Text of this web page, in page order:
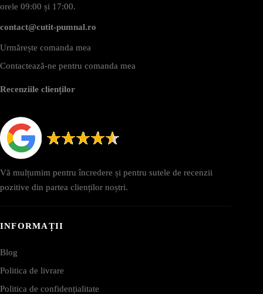
orele 09:00 și 17:00.
contact@cutit-pumnal.ro
Urmărește comanda mea
Contactează-ne pentru comanda mea
Recenziile clienților
Vă mulțumim pentru încredere și pentru sutele de recenzii
pozitive din partea clienților noștri.
INFORMAȚII
Blog
Politica de livrare
Politica de confidențialitate